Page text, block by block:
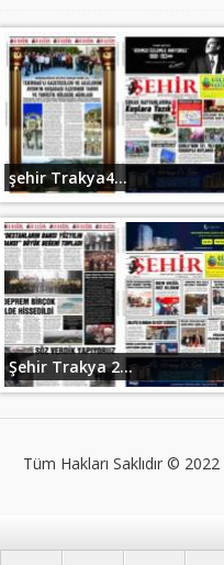
şehir Trakya4...
Şehir Trakya 2...
Tüm Hakları Saklıdır © 2022